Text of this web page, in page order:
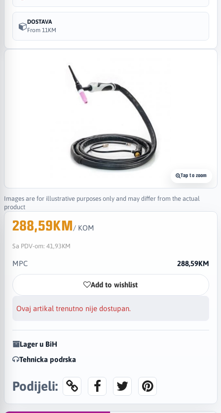
Tap to zoom
Images are for illustrative purposes only and may differ from the actual
product
DOSTAVA
From 11KM
288,59KM/ KOM
Sa PDV-om: 41,93KM
MPC 288,59KM
Add to wishlist
Ovaj artikal trenutno nije dostupan.
Lager u BiH
Tehnicka podrska
Podijeli: